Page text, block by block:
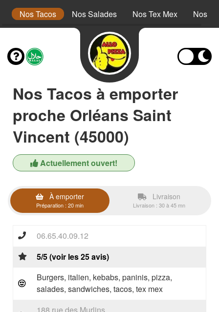
Nos Tacos Nos Salades Nos Tex Mex Nos
Nos Tacos à emporter
proche Orléans Saint
Vincent (45000)
Actuellement ouvert!
À emporter
Préparation : 20 min
Livraison
Livraison : 30 à 45 mn
06.65.40.09.12
5/5 (voir les 25 avis)
Burgers, italien, kebabs, paninis, pizza,
salades, sandwiches, tacos, tex mex